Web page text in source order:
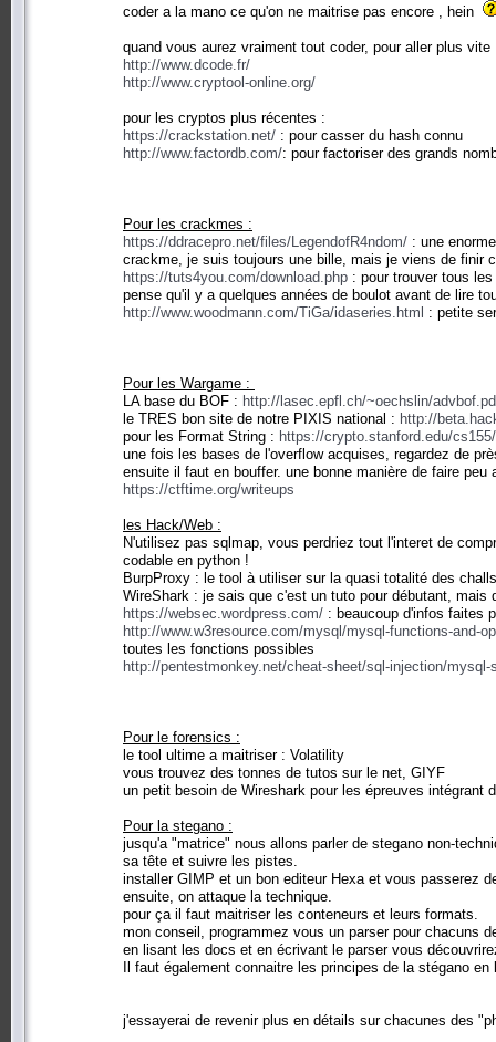
coder a la mano ce qu'on ne maitrise pas encore , hein
quand vous aurez vraiment tout coder, pour aller plus vite
http://www.dcode.fr/
http://www.cryptool-online.org/
pour les cryptos plus récentes :
https://crackstation.net/ : pour casser du hash connu
http://www.factordb.com/: pour factoriser des grands
Pour les crackmes :
https://ddracepro.net/files/LegendofR4ndom/ : une
crackme, je suis toujours une bille, mais je viens de finir
https://tuts4you.com/download.php : pour trouver tous
pense qu'il y a quelques années de boulot avant de lire
http://www.woodmann.com/TiGa/idaseries.html : petite
Pour les Wargame :
LA base du BOF : http://lasec.epfl.ch/~oechslin/
le TRES bon site de notre PIXIS national : http://
pour les Format String : https://crypto.stanford.edu/
une fois les bases de l'overflow acquises, regardez de
ensuite il faut en bouffer. une bonne manière de faire
https://ctftime.org/writeups
les Hack/Web :
N'utilisez pas sqlmap, vous perdriez tout l'interet de
codable en python !
BurpProxy : le tool à utiliser sur la quasi totalité des challs
WireShark : je sais que c'est un tuto pour débutant, mais
https://websec.wordpress.com/ : beaucoup d'infos faites
http://www.w3resource.com/mysql/mysql-functions-and-
toutes les fonctions possibles
http://pentestmonkey.net/cheat-sheet/sql-injection/
Pour le forensics :
le tool ultime a maitriser : Volatility
vous trouvez des tonnes de tutos sur le net, GIYF
un petit besoin de Wireshark pour les épreuves intégrant
Pour la stegano :
jusqu'a "matrice" nous allons parler de stegano non-
sa tête et suivre les pistes.
installer GIMP et un bon editeur Hexa et vous passerez
ensuite, on attaque la technique.
pour ça il faut maitriser les conteneurs et leurs formats.
mon conseil, programmez vous un parser pour chacuns
en lisant les docs et en écrivant le parser vous
Il faut également connaitre les principes de la stégano en
j'essayerai de revenir plus en détails sur chacunes des